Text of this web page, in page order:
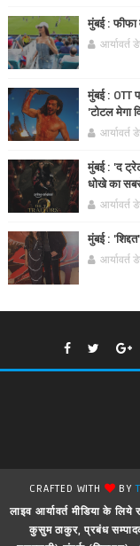
मुंबई :
आर्यावर्त
मुंबई : OTT
'टोटल मेगा
आर्यावर्त
मुंबई : 'द
धोखे का
आर्यावर्त
मुंबई :
आर्यावर्त
CRAFTED WITH BY
लाइव आर्यावर्त मीडिया के
कुसुम ठाकुर, प्रबंध